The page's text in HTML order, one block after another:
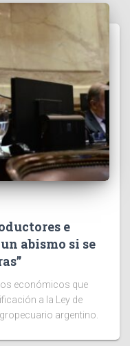
e
abismo si se
económicos que
a la Ley de
argentino.